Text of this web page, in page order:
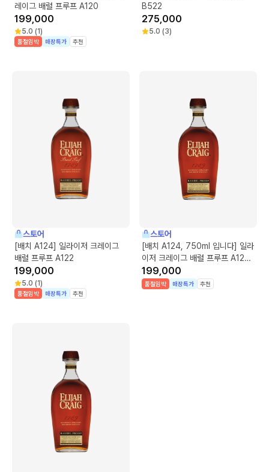
레이그 배럴 프루프 A120
199,000
5.0 (1)
품절임박 매장특가 추천
B522
275,000
5.0 (3)
스토어
[배치 A124] 일라이저 크레이그
배럴 프루프 A122
199,000
5.0 (1)
품절임박 매장특가 추천
스토어
[배치 A124, 750ml 입니다] 일라
이저 크레이그 배럴 프루프 A123
700ml
199,000
품절임박 매장특가 추천